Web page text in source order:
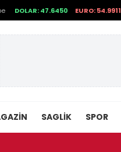
DOLAR: 47.6450 EURO: 54.9911
SAGLIK SPOR